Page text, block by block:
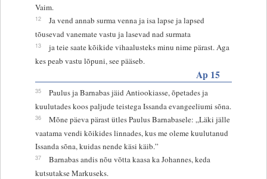
Vaim.
12
Ja vend annab surma venna ja isa lapse ja lapsed
tõusevad vanemate vastu ja lasevad nad surmata
13
ja teie saate kõikide vihaalusteks minu nime pärast. Aga
kes peab vastu lõpuni, see pääseb.
Ap 15
35
Paulus ja Barnabas jäid Antiookiasse, õpetades ja
kuulutades koos paljude teistega Issanda evangeeliumi sõna.
36
Mõne päeva pärast ütles Paulus Barnabasele: „Läki jälle
vaatama vendi kõikides linnades, kus me oleme kuulutanud
Issanda sõna, kuidas nende käsi käib.”
37
Barnabas andis nõu võtta kaasa ka Johannes, keda
kutsutakse Markuseks.